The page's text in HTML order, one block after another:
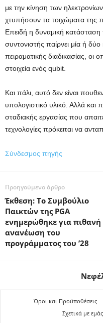
με την κίνηση των
χτυπήσουν τα τοιχώματα της
Επειδή η δυναμική κατάσταση
συντονιστής παίρνει μία ή
πειραματικής διαδικασίας, οι
στοιχεία ενός qubit.
Και πάλι, αυτό δεν είναι
υπολογιστικό υλικό. Αλλά και
σταδιακής εργασίας που
τεχνολογίες πρόκειται να
Σύνδεσμος πηγής
Προηγούμενο άρθρο
Έκθεση: Το Συμβούλιο
Παικτών της PGA
ενημερώθηκε για πιθανή
ανανέωση του
προγράμματος του ’28
Όροι και Προϋποθέσεις
Σχετικά με εμάς